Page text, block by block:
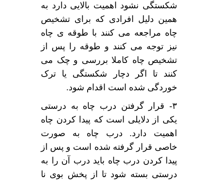
شکستگی نشود اهمیت بالایی دارد به
همین دلیل افرادی که برای تشخیص
چاه مراجعه می کنند با طوقه ی چاه
نیز توجه می کنند و طوقه را پس از
تشخیص چاه کاملا بررسی و چک می
کنند تا اگر دچار شکستگی یا ترک
خوردگی شده است اقدام شود.
۳- قرار گرفتن درب چاه به درستی
یکی از دلایلی است که پیدا کردن چاه
اهمیت دارد. درب چاه به صورت
خاصی قرار گرفته شده است و پس از
پیدا کردن درب چاه باید درب آن را به
درستی بسته شود تا از پخش بوی نا